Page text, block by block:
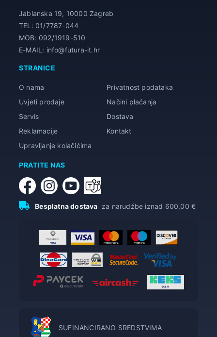
Jablanska 19, 10000 Zagreb
TEL: 01/7787-044
MOB: 092/1919-510
E-MAIL: info@futura-it.hr
STRANICE
O nama
Privatnost podataka
Uvjeti prodaje
Načini plaćanja
Servis
Dostava
Reklamacije
Kontakt
Upravljanje kolačićima
PRATITE NAS
Besplatna dostava za narudžbe iznad 600,00 €
SUFINANCIRANO SREDSTVIMA